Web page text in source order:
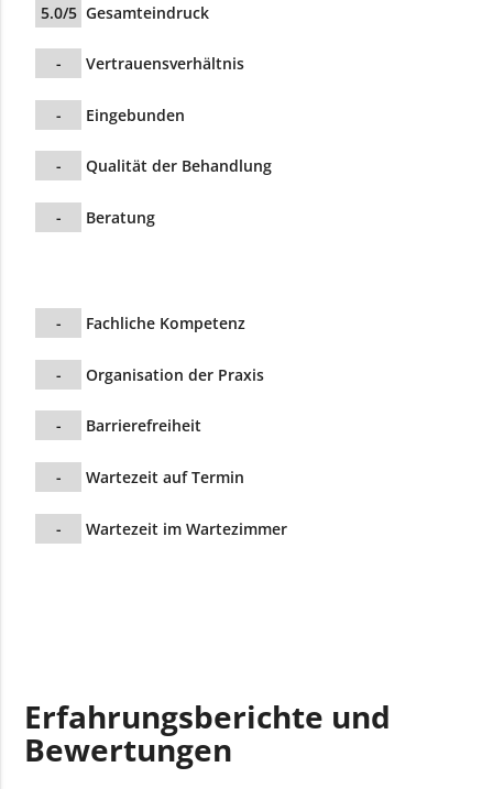
5.0/5 Gesamteindruck
- Vertrauensverhältnis
- Eingebunden
- Qualität der Behandlung
- Beratung
- Fachliche Kompetenz
- Organisation der Praxis
- Barrierefreiheit
- Wartezeit auf Termin
- Wartezeit im Wartezimmer
Erfahrungsberichte und
Bewertungen